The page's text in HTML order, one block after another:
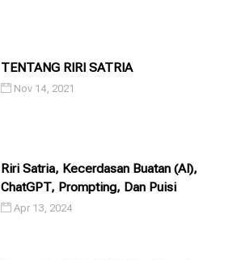
TENTANG RIRI SATRIA
Nov 14, 2021
Riri Satria, Kecerdasan Buatan (AI),
ChatGPT, Prompting, Dan Puisi
Apr 13, 2024